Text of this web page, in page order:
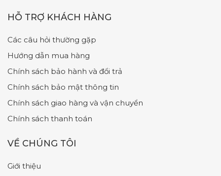
HỖ TRỢ KHÁCH HÀNG
Các câu hỏi thường gặp
Hướng dẫn mua hàng
Chính sách bảo hành và đổi trả
Chính sách bảo mật thông tin
Chính sách giao hàng và vận chuyển
Chính sách thanh toán
VỀ CHÚNG TÔI
Giới thiệu